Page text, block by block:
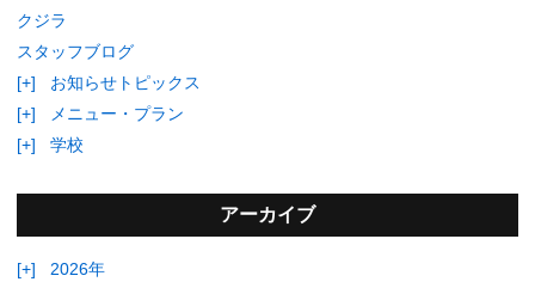
クジラ
スタッフブログ
[+]
お知らせトピックス
[+]
メニュー・プラン
[+]
学校
アーカイブ
[+]
2026年